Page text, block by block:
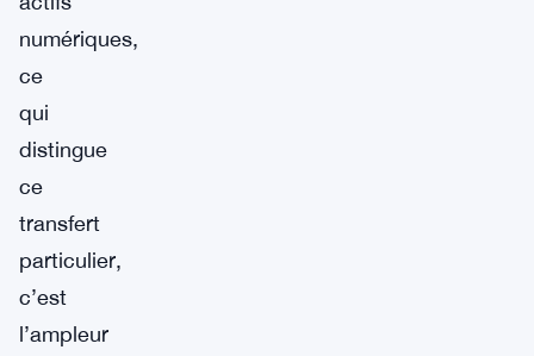
numériques,
ce
qui
distingue
ce
transfert
particulier,
c’est
l’ampleur